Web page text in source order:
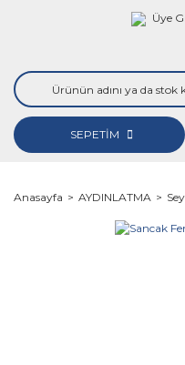
Üye
SEPETİM
Anasayfa AYDINLATMA